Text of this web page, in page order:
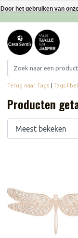
Terug naar Tags | Tags
Producten
Door het gebruiken van